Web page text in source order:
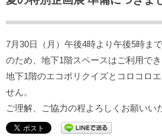
7月30日（月）午後4時より午後5時ま
のため、地下1階スペースはご利用でき
地下1階のエコポリクイズとコロコロ
せん。
ご理解、ご協力の程よろしくお願いい